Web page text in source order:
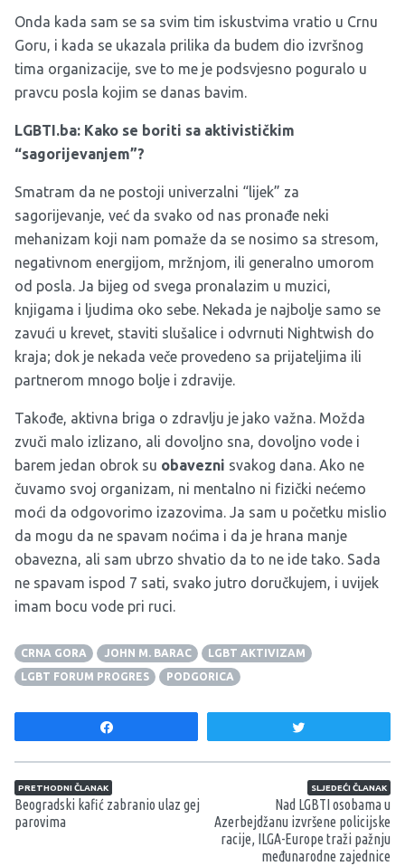
Onda kada sam se sa svim tim iskustvima vratio u Crnu
Goru, i kada se ukazala prilika da budem dio izvršnog
tima organizacije, sve to me je podsvjesno poguralo u
pravcu posla kojim se danas bavim.
LGBTI.ba: Kako se boriti sa aktivističkim
“sagorijevanjem”?
Smatram da ne postoji univerzalni “lijek” za
sagorijevanje, već da svako od nas pronađe neki
mehanizam koji nam pomaže da se nosimo sa stresom,
negativnom energijom, mržnjom, ili generalno umorom
od posla. Ja bijeg od svega pronalazim u muzici,
knjigama i ljudima oko sebe. Nekada je najbolje samo se
zavući u krevet, staviti slušalice i odvrnuti Nightwish do
kraja; dok je nekada veče provedeno sa prijateljima ili
partnerom mnogo bolje i zdravije.
Takođe, aktivna briga o zdravlju je jako važna. Možda
zvuči malo izlizano, ali dovoljno sna, dovoljno vode i
barem jedan obrok su obavezni svakog dana. Ako ne
čuvamo svoj organizam, ni mentalno ni fizički nećemo
moći da odgovorimo izazovima. Ja sam u početku mislio
da mogu da ne spavam noćima i da je hrana manje
obavezna, ali sam ubrzo shvatio da to ne ide tako. Sada
ne spavam ispod 7 sati, svako jutro doručkujem, i uvijek
imam bocu vode pri ruci.
CRNA GORA JOHN M. BARAC
LGBT AKTIVIZAM
LGBT FORUM PROGRES
PODGORICA
Navigacija članaka
PRETHODNI ČLANAK
Beogradski kafić zabranio ulaz gej
parovima
SLJEDEĆI ČLANAK
Nad LGBTI osobama u
Azerbejdžanu izvršene policijske
racije, ILGA-Europe traži pažnju
međunarodne zajednice